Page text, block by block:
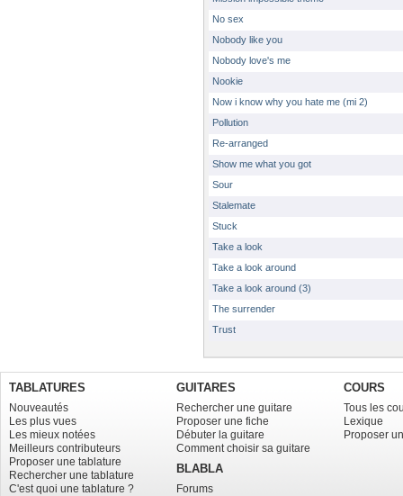
No sex
Nobody like you
Nobody love's me
Nookie
Now i know why you hate me (mi 2)
Pollution
Re-arranged
Show me what you got
Sour
Stalemate
Stuck
Take a look
Take a look around
Take a look around (3)
The surrender
Trust
TABLATURES
Nouveautés
Les plus vues
Les mieux notées
Meilleurs contributeurs
Proposer une tablature
Rechercher une tablature
C'est quoi une tablature ?
GUITARES
Rechercher une guitare
Proposer une fiche
Débuter la guitare
Comment choisir sa guitare
BLABLA
Forums
COURS
Tous les
Lexique
Proposer